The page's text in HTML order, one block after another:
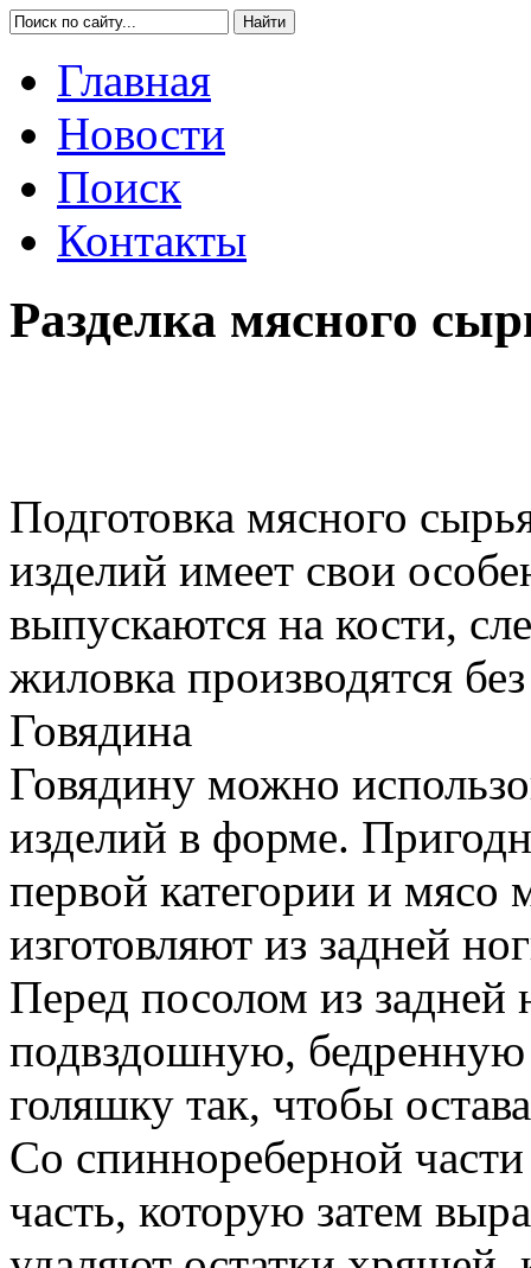
Главная
Новости
Поиск
Контакты
Разделка мясного
Подготовка мясного
изделий имеет свои
выпускаются на кости,
жиловка производятся
Говядина
Говядину можно
изделий в форме.
первой категории и мясо
изготовляют из задней
Перед посолом из задней
подвздошную,
голяшку так, чтобы
Co спиннореберной
часть, которую затем